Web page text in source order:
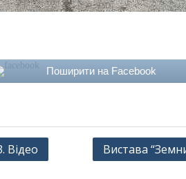
Поширити на Facebook
Відео Вистава